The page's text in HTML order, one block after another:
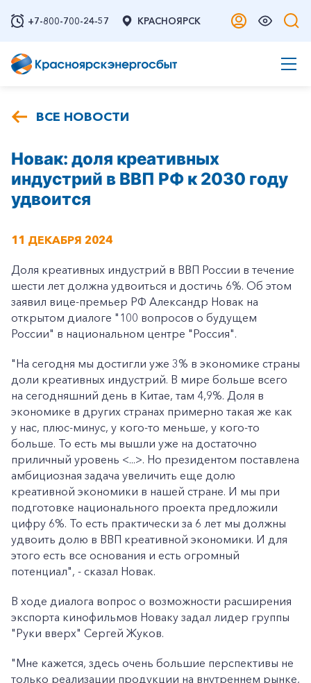
+7-800-700-24-57 КРАСНОЯРСК
ВСЕ НОВОСТИ
Новак: доля креативных
индустрий в ВВП РФ к 2030 году
удвоится
11 ДЕКАБРЯ 2024
Доля креативных индустрий в ВВП России в течение
шести лет должна удвоиться и достичь 6%. Об этом
заявил вице-премьер РФ Александр Новак на
открытом диалоге "100 вопросов о будущем
России" в национальном центре "Россия".
"На сегодня мы достигли уже 3% в экономике страны
доли креативных индустрий. В мире больше всего
на сегодняшний день в Китае, там 4,9%. Доля в
экономике в других странах примерно такая же как
у нас, плюс-минус, у кого-то меньше, у кого-то
больше. То есть мы вышли уже на достаточно
приличный уровень <...>. Но президентом поставлена
амбициозная задача увеличить еще долю
креативной экономики в нашей стране. И мы при
подготовке национального проекта предложили
цифру 6%. То есть практически за 6 лет мы должны
удвоить долю в ВВП креативной экономики. И для
этого есть все основания и есть огромный
потенциал", - сказал Новак.
В ходе диалога вопрос о возможности расширения
экспорта кинофильмов Новаку задал лидер группы
"Руки вверх" Сергей Жуков.
"Мне кажется, здесь очень большие перспективы не
только реализации продукции на внутреннем рынке,